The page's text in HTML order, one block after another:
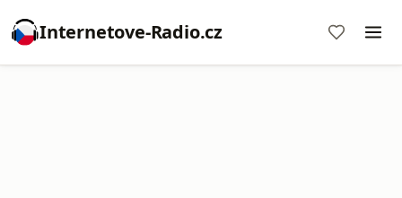
Internetove-Radio.cz